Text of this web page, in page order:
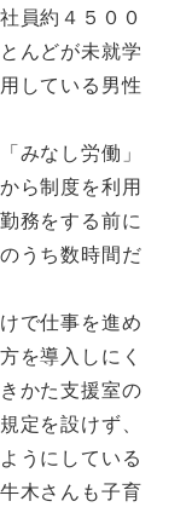
員約４５００
んどが未就学
している男性
みなし労働」
ら制度を利用
務をする前に
うち数時間だ
で仕事を進め
を導入しにく
かた支援室の
定を設けず、
うにしている
木さんも子育